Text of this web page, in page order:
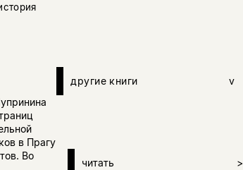
другие книги v
в Прагу
Во
читать >